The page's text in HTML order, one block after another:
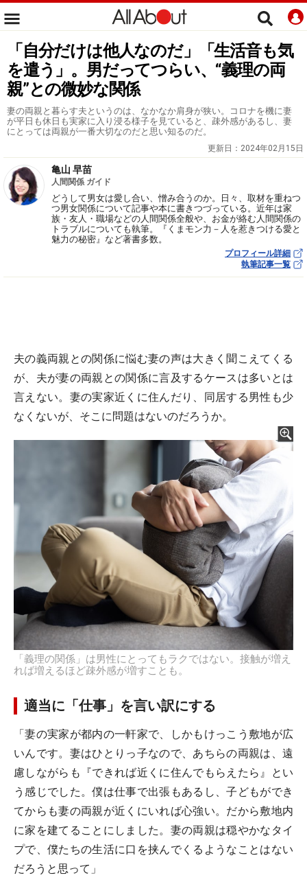
「自分だけは他人なのだ」「生活音も気
を遣う」。男だってつらい、“義理の両
親”との微妙な関係
妻の両親と暮らす夫というのは、なかなか肩身が狭い。コロナを機に妻
が平日も休日も実家に入り浸る様子を見ていると、疎外感があるし、妻
にとっては両親が一番大切なのだと思い知るのだ。
更新日： 2024年02月15日
亀山 早苗
人間関係 ガイド
どうして男女は愛し合い、憎み合うのか。日々、取材を重ねつ
つ男女関係について記事や本に書きつづっている。近年は家
族・友人・職場などの人間関係全般や、お金が絡む人間関係の
トラブルについても執筆。『くまモン力－人を惹きつける愛と
魅力の秘密』など著書多数。
プロフィール詳細
執筆記事一覧
夫の義両親との関係に悩む妻の声は大きく聞こえてくる
が、夫が妻の両親との関係に言及するケースは多いとは
言えない。妻の実家近くに住んだり、同居する男性も少
なくないが、そこに問題はないのだろうか。
「義理の関係」は男性にとってもラクではない。接触が増え
れば増えるほど疎外感が増すことも。
適当に「仕事」を言い訳にする
「妻の実家が都内の一軒家で、しかもけっこう敷地が広
いんです。妻はひとりっ子なので、あちらの両親は、遠
慮しながらも『できれば近くに住んでもらえたら』とい
う感じでした。僕は仕事で出張もあるし、子どもができ
てからも妻の両親が近くにいれば心強い。だから敷地内
に家を建てることにしました。妻の両親は穏やかなタイ
プで、僕たちの生活に口を挟んでくるようなことはない
だろうと思って」